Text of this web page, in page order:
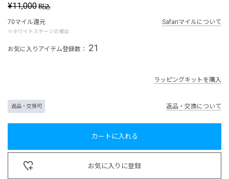
¥11,000 税込
70マイル還元
※ホワイトステージの場合
Safariマイルについて
お気に入りアイテム登録数： 21
ラッピングキットを購入
返品・交換可 返品・交換について
カートに入れる
お気に入りに登録